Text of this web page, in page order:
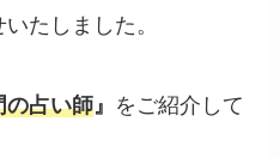
たしました。
の占い師』 をご紹介して